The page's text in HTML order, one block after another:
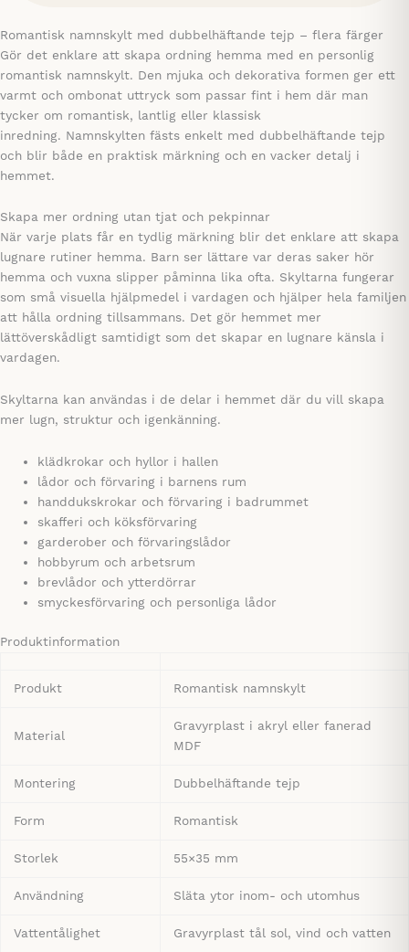
Romantisk namnskylt med dubbelhäftande tejp – flera färger
Gör det enklare att skapa ordning hemma med en personlig
romantisk namnskylt. Den mjuka och dekorativa formen ger ett
varmt och ombonat uttryck som passar fint i hem där man
tycker om romantisk, lantlig eller klassisk
inredning. Namnskylten fästs enkelt med dubbelhäftande tejp
och blir både en praktisk märkning och en vacker detalj i
hemmet.
Skapa mer ordning utan tjat och pekpinnar
När varje plats får en tydlig märkning blir det enklare att skapa
lugnare rutiner hemma. Barn ser lättare var deras saker hör
hemma och vuxna slipper påminna lika ofta. Skyltarna fungerar
som små visuella hjälpmedel i vardagen och hjälper hela familjen
att hålla ordning tillsammans. Det gör hemmet mer
lättöverskådligt samtidigt som det skapar en lugnare känsla i
vardagen.
Skyltarna kan användas i de delar i hemmet där du vill skapa
mer lugn, struktur och igenkänning.
klädkrokar och hyllor i hallen
lådor och förvaring i barnens rum
handdukskrokar och förvaring i badrummet
skafferi och köksförvaring
garderober och förvaringslådor
hobbyrum och arbetsrum
brevlådor och ytterdörrar
smyckesförvaring och personliga lådor
Produktinformation
Produkt Romantisk namnskylt
Material
Gravyrplast i akryl eller fanerad
MDF
Montering Dubbelhäftande tejp
Form Romantisk
Storlek 55×35 mm
Användning Släta ytor inom- och utomhus
Vattentålighet Gravyrplast tål sol, vind och vatten